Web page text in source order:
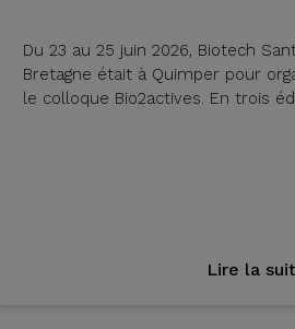
Du 23 au 25 juin 2026, Biotech
Bretagne était à Quimper pour
le colloque Bio2actives. En trois
Lire la